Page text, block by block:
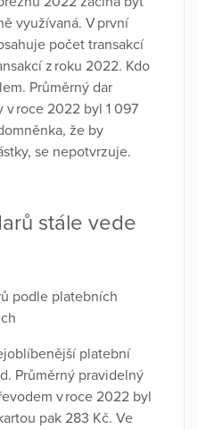
využívaná. V první
počet transakcí
z roku 2022. Kdo
Průměrný dar
v roce 2022 byl 1 097
že by
se nepotvrzuje.
stále vede
podle platebních
platební
Průměrný pravidelný
v roce 2022 byl
pak 283 Kč. Ve